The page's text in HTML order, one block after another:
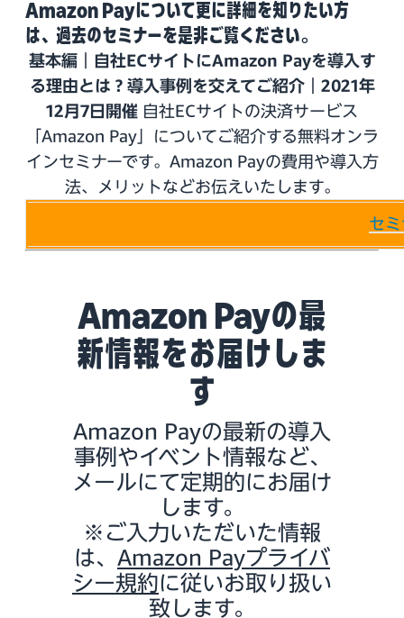
Amazon Payについて更に詳細を知りたい方
は、過去のセミナーを是非ご覧ください。
基本編｜自社ECサイトにAmazon Payを導入す
る理由とは？導入事例を交えてご紹介｜2021年
12月7日開催 自社ECサイトの決済サービス
「Amazon Pay」についてご紹介する無料オンラ
インセミナーです。Amazon Payの費用や導入方
法、メリットなどお伝えいたします。
セ
Amazon Payの最
新情報をお届けしま
す
Amazon Payの最新の導入
事例やイベント情報など、
メールにて定期的にお届け
します。
※ご入力いただいた情報
は、 Amazon Payプライバ
シー規約に従いお取り扱い
致します。